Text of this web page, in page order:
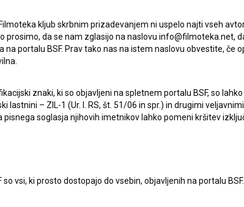
kljub skrbnim prizadevanjem ni uspelo najti vseh
prosimo, da se nam zglasijo na naslovu info@filmoteka.net,
na portalu BSF. Prav tako nas na istem naslovu obvestite, če
znaki, ki so objavljeni na spletnem portalu BSF, so
lastnini – ZIL-1 (Ur. l. RS, št. 51/06 in spr.) in drugimi
pisnega soglasja njihovih imetnikov lahko pomeni kršitev
vsi, ki prosto dostopajo do vsebin, objavljenih na portalu BSF.